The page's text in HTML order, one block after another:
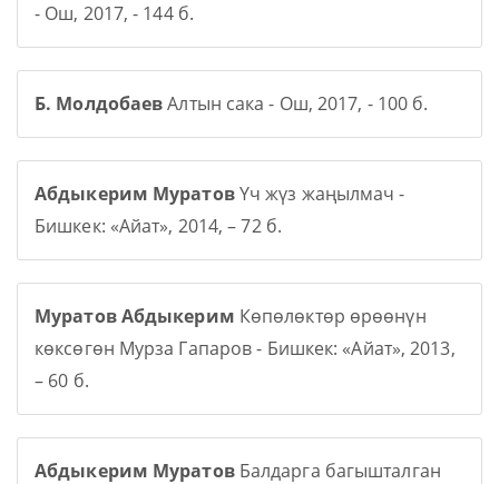
- Ош, 2017, - 144 б.
Б. МолдобаевАлтын сака - Ош, 2017, - 100 б.
Абдыкерим МуратовҮч жүз жаңылмач -
Бишкек: «Айат», 2014, – 72 б.
Муратов Абдыкерим Көпөлөктөр өрөөнүн
көксөгөн Мурза Гапаров - Бишкек: «Айат», 2013,
– 60 б.
Абдыкерим МуратовБалдарга багышталган